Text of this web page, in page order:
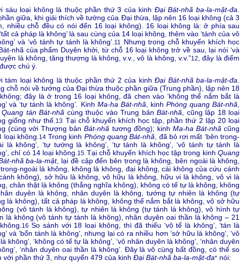
sáu loại không là thuộc phần thứ 3 của kinh Đại Bát-nhã ba-la-mật-đa
giữa, khi giải thích về tướng của Đại thừa, lập nên 16 loại không (cả 3
nhiều chỗ đều có nói đến 16 loại không). 16 loại không là: ở phía sau
cả pháp là không’ là sau cùng của 14 loại không, thêm vào ‘tánh của vô
và ‘vô tánh tự tánh là không’. 11 Nhưng trong chỗ khuyến khích học
nhã của phẩm Duyên khởi, từ chỗ 16 loại không trở về sau, lại nói ‘và
là không, tăng thượng là không, v.v., vô là không, v.v.”12
, đây là điểm
chú ý.
tám loại không là thuộc phần thứ 2 của kinhĐại Bát-nhã ba-la-mật-đa
chỗ nói về tướng của Đại thừa thuộc phần giữa (Trung phần), lập nên 18
đây là ở trong 16 loại không, đã chen vào ‘không thể nắm bắt là
và ‘tự tánh là không’. Kinh Ma-ha Bát-nhã, kinh Phóng quang Bát-nhã
Quang tán Bát-nhã cùng thuộc vào Trung bảnBát-nhã , cũng lập 18 loại
giống như thế. 13 Tại chỗ khuyến khích học tập, phần thứ 2 lập 20 loại
(cùng với Thượng bảnBát-nhã tương đồng); kinh Ma-ha Bát-nhãcũng
loại không. 14Trong kinh Phóng quang Bát-nhã , đã bỏ rơi mất ‘bên trong-
là không’, ‘tự tướng là không’, ‘tự tánh là không’, ‘vô tánh tự tánh là
chỉ có 14 loại không. 15 Tại chỗ khuyến khích học tập trong kinhQuang
nhã ba-la-mật, lại đề cập đến bên trong là không, bên ngoài là không,
ngoài là không, không là không, đại không, cái không của cứu cánh
không), sở hữu là không, vô hữu là không, hữu vi là không, vô vi là
chân thật là không (thắng nghĩa không), không có tế tự là không, không
duyên là không, nhân duyên là không, tướng tự nhiên là không (tự
là không), tất cả pháp là không, không thể nắm bắt là không, vô sở hữu
(vô tánh là không), tự nhiên là không (tự tánh là không), vô hình tự
là không (vô tánh tự tánh là không), nhân duyên oai thần là không – 21
16 So sánh với 18 loại không, thì đã thiếu ‘vô tế là không’, ‘tán là
và ‘bổn tánh là không’, nhưng lại có ra nhiều hơn ‘sở hữu là không’, ‘vô
không’, ‘không có tế tự là không’, ‘vô nhân duyên là không’, ‘nhân duyên
‘nhân duyên oai thần là không’. Đây là vô cùng bất đồng, có thể so
với phần thứ 3, như quyển 479 của kinh Đại Bát-nhã ba-la-mật-đa* nói: